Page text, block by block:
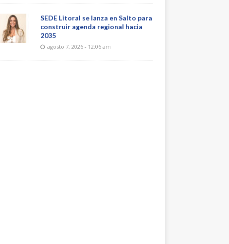
SEDE Litoral se lanza en Salto para
construir agenda regional hacia
2035
agosto 7, 2026 - 12:06 am